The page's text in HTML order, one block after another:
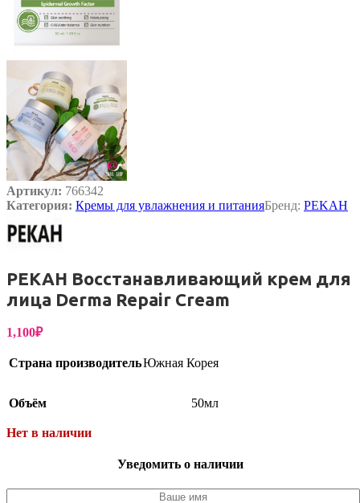
Артикул: 766342
Категория: Кремы для увлажнения и питанияБренд: PEKAH
PEKAH Восстанавливающий крем для
лица Derma Repair Cream
1,100₽
Страна производительЮжная Корея
Объём 50мл
Нет в наличии
Уведомить о наличии